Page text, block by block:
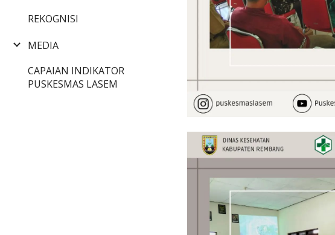
REKOGNISI
MEDIA
CAPAIAN INDIKATOR
PUSKESMAS LASEM